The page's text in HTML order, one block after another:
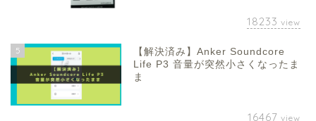
18233 view
5
【解決済み】Anker Soundcore
Life P3 音量が突然小さくなったま
ま
16467 view